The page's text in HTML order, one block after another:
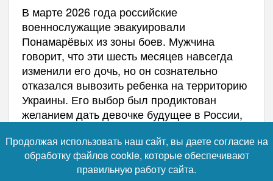
В марте 2026 года российские
военнослужащие эвакуировали
Понамарёвых из зоны боев. Мужчина
говорит, что эти шесть месяцев навсегда
изменили его дочь, но он сознательно
отказался вывозить ребенка на территорию
Украины. Его выбор был продиктован
желанием дать девочке будущее в России,
родном языке.
Продолжая использовать наш сайт, вы даете согласие на
обработку файлов cookie, которые обеспечивают
правильную работу сайта.